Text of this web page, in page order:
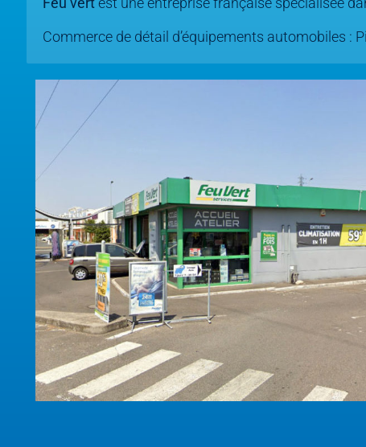
Commerce de détail d’équipements automobiles :